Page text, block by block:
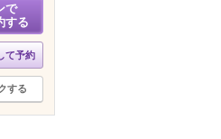
で
する
て予約
する